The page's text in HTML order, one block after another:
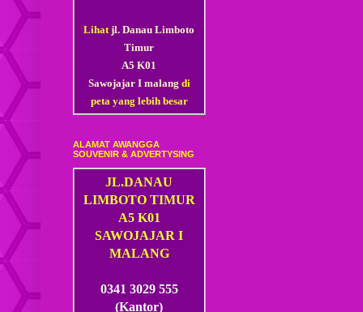
Lihatjl. Danau Limboto
Timur
A5 K01
Sawojajar I malang di
peta yang lebih besar
ALAMAT AWANGGA
SOUVENIR & ADVERTYSING
JL.DANAU
LIMBOTO TIMUR
A5 K01
SAWOJAJAR I
MALANG
0341 3029 555
(Kantor)